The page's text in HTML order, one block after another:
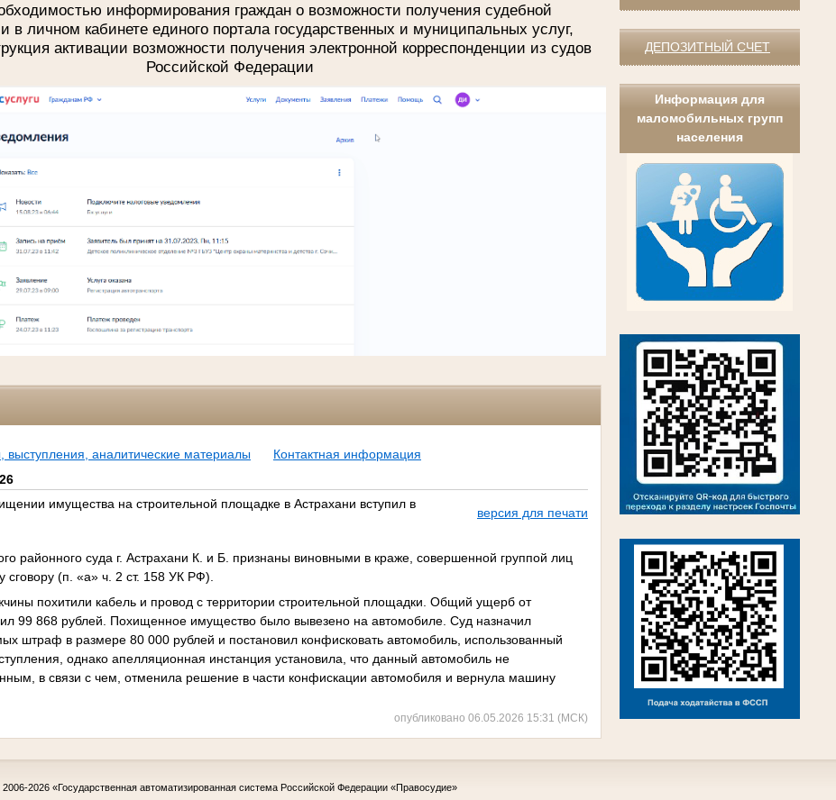
ДЕПОЗИТНЫЙ СЧЕТ
Информация для
маломобильных групп
населения
информирования граждан о возможности получения судебной
в личном кабинете единого портала государственных и муниципальных услуг,
активации возможности получения электронной корреспонденции из судов
Российской Федерации
выступления, аналитические материалы
Контактная информация
имущества на строительной площадке в Астрахани вступил в
версия для печати
районного суда г. Астрахани К. и Б. признаны виновными в краже, совершенной группой лиц
сговору (п. «а» ч. 2 ст. 158 УК РФ).
похитили кабель и провод с территории строительной площадки. Общий ущерб от
99 868 рублей. Похищенное имущество было вывезено на автомобиле. Суд назначил
штраф в размере 80 000 рублей и постановил конфисковать автомобиль, использованный
однако апелляционная инстанция установила, что данный автомобиль не
в связи с чем, отменила решение в части конфискации автомобиля и вернула машину
опубликовано 06.05.2026 15:31 (МСК)
2006-2026 «Государственная автоматизированная система Российской Федерации «Правосудие»